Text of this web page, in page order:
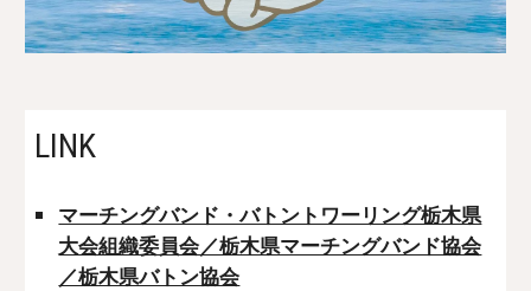
LINK
マーチングバンド・バトントワーリング栃木県
大会組織委員会／栃木県マーチングバンド協会
／栃木県バトン協会